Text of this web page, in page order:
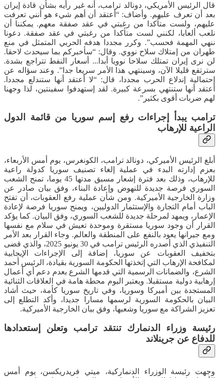
قال الرئيس الأمريكي، دونالد ترامب، أنه غير رأيه بشأن قادة إيران
بعد أن تعرف عليهم. وأضاف: “أعتقد أن أهم شيء هو أنني تعرفت
عليهم، ولست متأكدا من رغبتي في عقد صفقة معهم. يمكننا أن
نلعب ألعابا، لكنني لست متأكدا من رغبتي في عقد صفقة. دعونا
ننهي المهمة فحسب”. وكرر مجددا هدفه الحربي المتمثل في منع
طهران من إمتلاك سلاح نووي. وقال: “سأخبركم بما سيحدث لاحقا.
لن نرى إيران تمتلك سلاحا نوويا أبدا... أسعار النفط تتراجع بشدة.
سترتفع قليلا الآن، وسينتهي هذا الأمر سريعا جدا”. وعند سؤاله عن
إحتمالية إندلاع الحرب مجددا، قال: “لا أعتقد أنها ستندلع مجددا.
أعتقد أنها ستنتهي بسرعة كبيرة. لقد إستهدفوا سفينتين، لذا وجهنا
لهم ضربات أقوى بكثير”.
ترامب يبدأ إجراءات رفع إسم سوريا من قائمة الدول
الراعية للإرهاب
أبلغ الرئيس الأميركي، دونالد ترامب، الكونغرس، يوم أمس الأربعاء،
بعزم إدارته البدء في عملية إلغاء تصنيف سوريا كدولة راعية
للإرهاب، وذلك بعد فترة إشعار مسبق مدتها 45 يوما، تمنح الشعب
السوري فرصة جديدة للنهوض وإعادة البناء، وفق بيان صادر عن
وزارة الخارجية الأميركية. ومن شأن عملية رفع العقوبات، أن تفتح
الباب أمام التجارة والإستثمار الدوليين، ويمنح سوريا فرصة لإعادة
الإعمار، ويمهد لمرحلة جديدة للشعب السوري، وفق البيان. كما يؤكد
القرار أن وجود سوريا مستقرة وموحدة تعيش في سلام مع نفسها
ومع جيرانها يعود بالنفع على المنطقة والعالم. وجاء القرار بعد الأمر
التنفيذي الذي أصدره الرئيس ترامب في 30 يونيو 2025، والذي قضى
بتخفيف العقوبات عن سوريا، إضافة إلى الإجراءات الإيجابية
لمكافحة الإرهاب التي إتخذتها الحكومة السورية بقيادة، الرئيس أحمد
الشرع، والضمانات الرسمية التي قدمها الشرع بعدم دعم أي أعمال
إرهابية دولية مستقبلا. ويعتبر اليوم محطة هامة في العلاقات الثنائية
المستجدة بين أميركا وسوريا، وفي تاريخ سوريا كأمة، حيث أشاد
البيان بالحكومة السورية لرسمها مسارا جديدا، وأكد التطلع إلى
تعزيز الشراكة مع سوريا وشعبها، وفق بيان الخارجية الأميركية.
رئيسة وزراء الدنمارك تنتقد ترامب وتعلن إستعدادها
للدفاع عن جرينلاند
وجهت رئيسة الوزراء الدنماركية، ميتي فريدريكسن، يوم أمس